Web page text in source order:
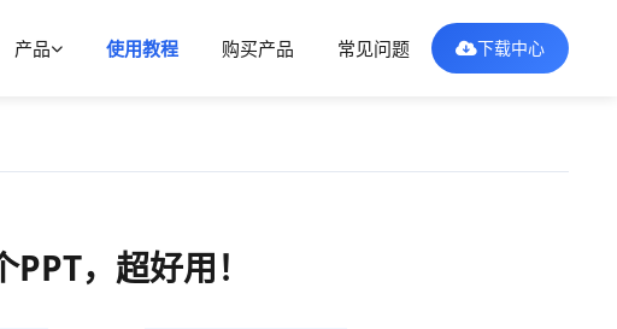
产品 使用教程 购买产品 常见问题 下载中心
，超好用！